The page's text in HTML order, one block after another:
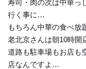
寿司・肉の次は中華っ
行く事に…
もちろん中華の食べ放
老北京さんは朝10時開
道路も駐車場もお店も
店なんですよ…